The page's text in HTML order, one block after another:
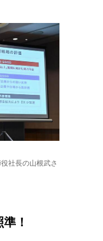
社長の山根武さ
！